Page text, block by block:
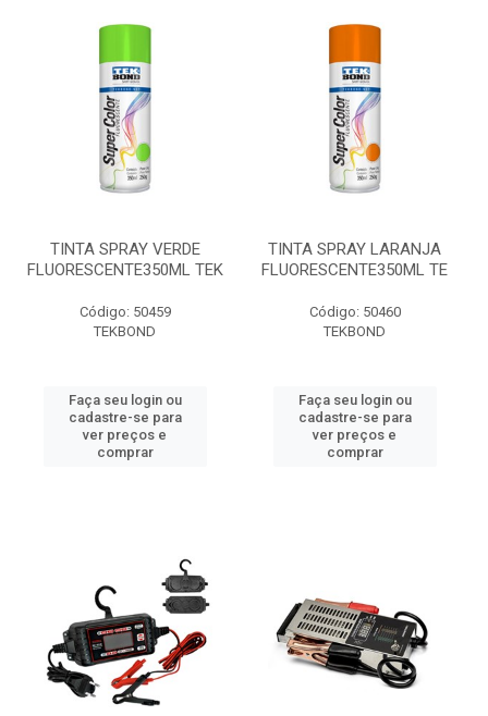
TINTA SPRAY VERDE
FLUORESCENTE350ML TEK
Código: 50459
TEKBOND
Faça seu login ou
cadastre-se para
ver preços e
comprar
TINTA SPRAY LARANJA
FLUORESCENTE350ML TE
Código: 50460
TEKBOND
Faça seu login ou
cadastre-se para
ver preços e
comprar